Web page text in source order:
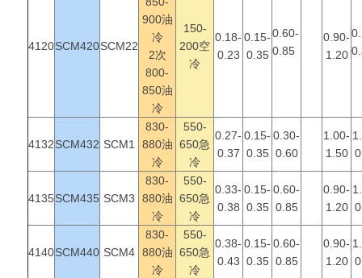
4120SCM420SCM22
900油
冷
2次
800-
850油
冷
150-
200空
冷
0.18-
0.23
0.15-
0.35
0.60-
0.85
0.90-
1.20
4132SCM432 SCM1
830-
880油
冷
550-
650急
冷
0.27-
0.37
0.15-
0.35
0.30-
0.60
1.00-
1.50
4135SCM435 SCM3
830-
880油
冷
550-
650急
冷
0.33-
0.38
0.15-
0.35
0.60-
0.85
0.90-
1.20
4140SCM440 SCM4
830-
880油
冷
550-
650急
冷
0.38-
0.43
0.15-
0.35
0.60-
0.85
0.90-
1.20